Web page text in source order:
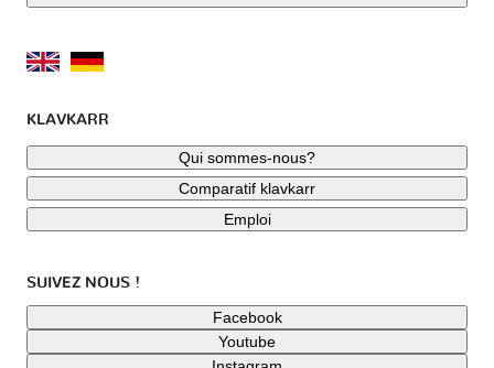
KLAVKARR
Qui sommes-nous?
Comparatif klavkarr
Emploi
SUIVEZ NOUS !
Facebook
Youtube